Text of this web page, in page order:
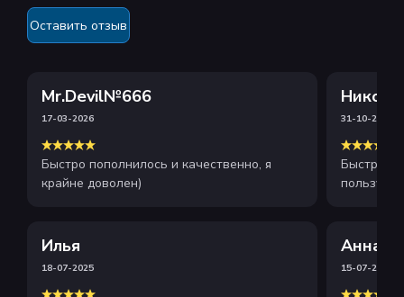
Оставить отзыв
Mr.Devil№666
17-03-2026
Быстро пополнилось и качественно, я
крайне доволен)
31-10-2025
Быстрое
Илья
18-07-2025
Анна
15-07-2025